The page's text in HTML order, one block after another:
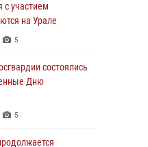
с участием
на Урале
5
состоялись
Дню
5